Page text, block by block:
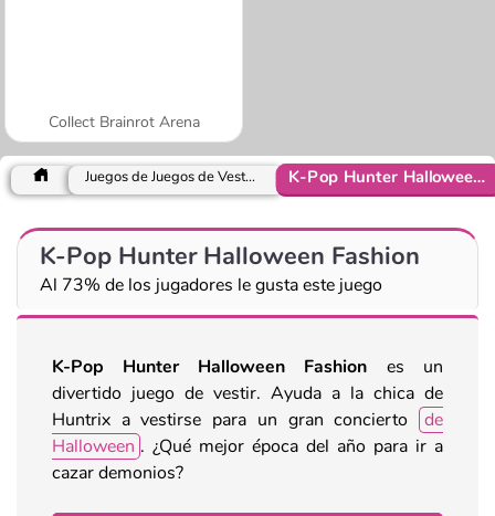
Collect Brainrot Arena
Juegos de Juegos de Vestir y Moda K-Pop Hunter Halloween Fashion
K-Pop Hunter Halloween Fashion
Al 73% de los jugadores le gusta este juego
K-Pop Hunter Halloween Fashion es un
divertido juego de vestir. Ayuda a la chica de
Huntrix a vestirse para un gran concierto
de
Halloween . ¿Qué mejor época del año para ir a
cazar demonios?